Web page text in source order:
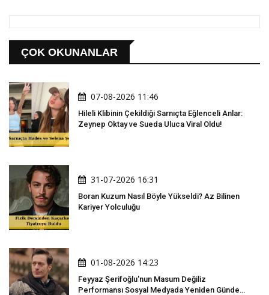
ÇOK OKUNANLAR
07-08-2026 11:46
Hileli Klibinin Çekildiği Sarnıçta Eğlenceli Anlar:
Zeynep Oktay ve Sueda Uluca Viral Oldu!
31-07-2026 16:31
Boran Kuzum Nasıl Böyle Yükseldi? Az Bilinen
Kariyer Yolculuğu
01-08-2026 14:23
Feyyaz Şerifoğlu'nun Masum Değiliz
Performansı Sosyal Medyada Yeniden Gündem